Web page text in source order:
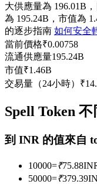
跟單
與頂尖交易專家
大供應量為 196.01B
為 195.24B，市值為
的逐步指南 如何安全
當前價格₹0.00758
流通供應量195.24B
市值₹1.46B
交易量（24小時） ₹
Spell Token
到 INR 的值來自
10000=₹75.88
50000=₹379.39